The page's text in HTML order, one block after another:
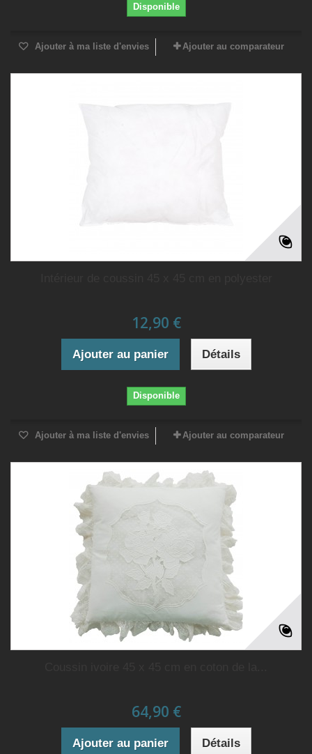
Disponible
Ajouter à ma liste d'envies Ajouter au comparateur
12,90 €
Ajouter au panier Détails
Disponible
Ajouter à ma liste d'envies Ajouter au comparateur
64,90 €
Ajouter au panier Détails